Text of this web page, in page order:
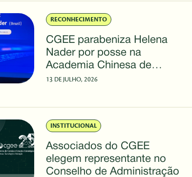
RECONHECIMENTO
CGEE parabeniza Helena
Nader por posse na
Academia Chinesa de
Ciências
13 DE JULHO, 2026
INSTITUCIONAL
Associados do CGEE
elegem representante no
Conselho de Administração